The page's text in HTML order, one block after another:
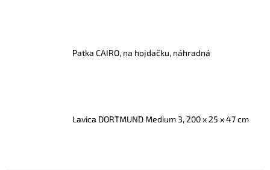
Patka CAIRO, na hojdačku, náhradná
Lavica DORTMUND Medium 3, 200 x 25 x 47 cm